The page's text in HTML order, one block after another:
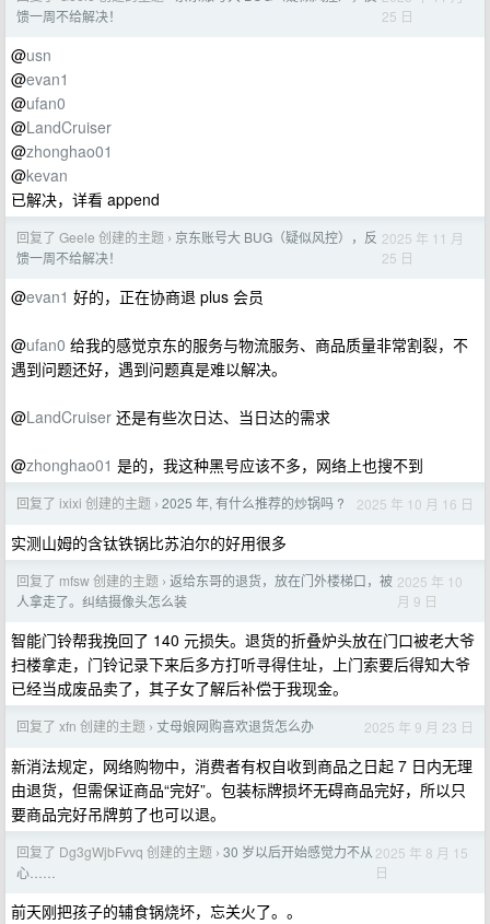
馈一周不给解决！
25 日
@usn
@evan1
@ufan0
@LandCruiser
@zhonghao01
@kevan
已解决，详看 append
回复了 Geele 创建的主题 › 京东账号大 BUG（疑似风控），反
馈一周不给解决！
2025 年 11 月
25 日
@evan1 好的，正在协商退 plus 会员
@ufan0 给我的感觉京东的服务与物流服务、商品质量非常割裂，不
遇到问题还好，遇到问题真是难以解决。
@LandCruiser 还是有些次日达、当日达的需求
@zhonghao01 是的，我这种黑号应该不多，网络上也搜不到
回复了 ixixi 创建的主题 › 2025 年, 有什么推荐的炒锅吗 ? 2025 年 10 月 16 日
实测山姆的含钛铁锅比苏泊尔的好用很多
回复了 mfsw 创建的主题 › 返给东哥的退货，放在门外楼梯口，被
人拿走了。纠结摄像头怎么装
2025 年 10
月 9 日
智能门铃帮我挽回了 140 元损失。退货的折叠炉头放在门口被老大爷
扫楼拿走，门铃记录下来后多方打听寻得住址，上门索要后得知大爷
已经当成废品卖了，其子女了解后补偿于我现金。
回复了 xfn 创建的主题 › 丈母娘网购喜欢退货怎么办 2025 年 9 月 23 日
新消法规定，网络购物中，消费者有权自收到商品之日起 7 日内无理
由退货，但需保证商品“完好”。包装标牌损坏无碍商品完好，所以只
要商品完好吊牌剪了也可以退。
回复了 Dg3gWjbFvvq 创建的主题 › 30 岁以后开始感觉力不从
心……
2025 年 8 月 15
日
前天刚把孩子的辅食锅烧坏，忘关火了。。